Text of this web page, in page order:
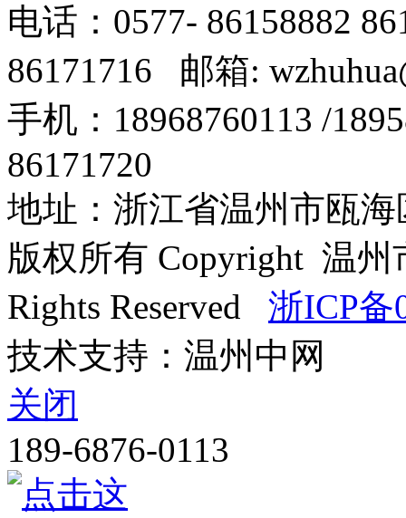
电话：0577- 86158882
86171716 邮箱:
手机：18968760113 /
86171720
地址：浙江省温州市瓯海
版权所有 Copyright 温
Rights Reserved 浙ICP备
技术支持：温州中网
关闭
189-6876-0113